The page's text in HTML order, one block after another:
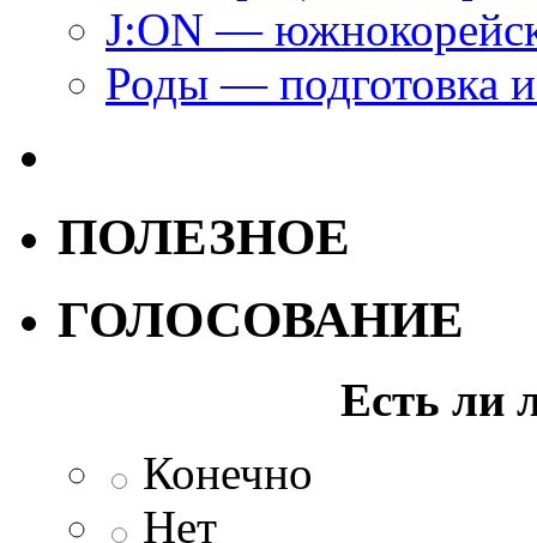
J:ON —
Роды — подготовка
ПОЛЕЗНОЕ
ГОЛОСОВАНИЕ
Есть ли
Конечно
Нет